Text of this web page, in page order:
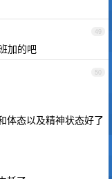
49
加的吧
50
体态以及精神状态好了